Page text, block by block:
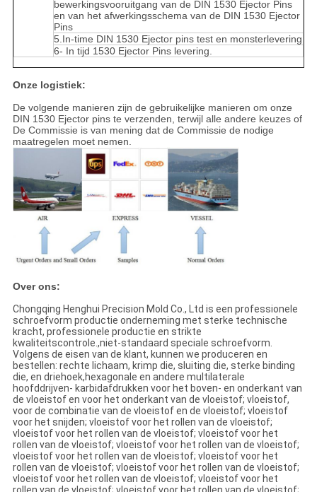
bewerkingsvooruitgang van de DIN 1530 Ejector Pins
en van het afwerkingsschema van de DIN 1530 Ejector
Pins
5.In-time DIN 1530 Ejector pins test en monsterlevering
6- In tijd 1530 Ejector Pins levering.
Onze logistiek:
De volgende manieren zijn de gebruikelijke manieren om onze
DIN 1530 Ejector pins te verzenden, terwijl alle andere keuzes of
De Commissie is van mening dat de Commissie de nodige
maatregelen moet nemen.
Over ons:
Chongqing Henghui Precision Mold Co., Ltd is een professionele
schroefvorm productie onderneming met sterke technische
kracht, professionele productie en strikte
kwaliteitscontrole.,niet-standaard speciale schroefvorm.
Volgens de eisen van de klant, kunnen we produceren en
bestellen: rechte lichaam, krimp die, sluiting die, sterke binding
die, en driehoek,hexagonale en andere multilaterale
hoofddrijven- karbidafdrukken voor het boven- en onderkant van
de vloeistof en voor het onderkant van de vloeistof; vloeistof,
voor de combinatie van de vloeistof en de vloeistof; vloeistof
voor het snijden; vloeistof voor het rollen van de vloeistof;
vloeistof voor het rollen van de vloeistof; vloeistof voor het
rollen van de vloeistof; vloeistof voor het rollen van de vloeistof;
vloeistof voor het rollen van de vloeistof; vloeistof voor het
rollen van de vloeistof; vloeistof voor het rollen van de vloeistof;
vloeistof voor het rollen van de vloeistof; vloeistof voor het